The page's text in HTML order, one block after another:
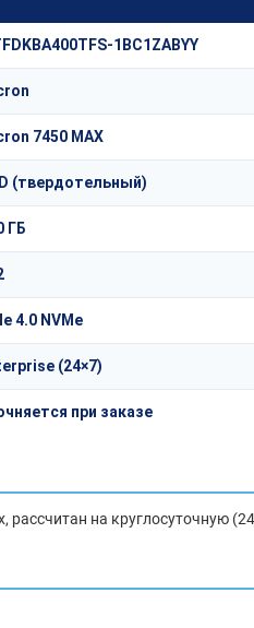
1BC1ZABYY
7450 MAX
(твердотельный)
ГБ
4.0 NVMe
(24×7)
при заказе
на круглосуточную